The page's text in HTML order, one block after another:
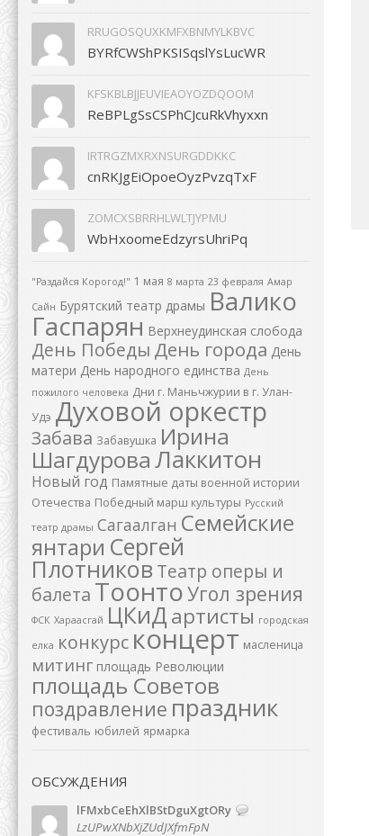
RRUGOSQUXKMFXBNMYLKBVC
BYRfCWShPKSISqslYsLucWR
KFSKBLBJJEUVIEAOYOZDQOOM
ReBPLgSsCSPhCJcuRkVhyxxn
IRTRGZMXRXNSURGDDKKC
cnRKJgEiOpoeOyzPvzqTxF
ZOMCXSBRRHLWLTJYPMU
WbHxoomeEdzyrsUhriPq
"Раздайся Корогод!" 1 мая 8 марта 23 февраля Амар
Сайн Бурятский театр драмы Валико
Гаспарян Верхнеудинская слобода
День Победы День города День
матери День народного единства День
пожилого человека Дни г. Маньчжурии в г. Улан-
Удэ Духовой оркестр
Забава Забавушка Ирина
ШагдуроваЛаккитон
Новый год Памятные даты военной истории
Отечества Победный марш культуры Русский
театр драмы Сагаалган Семейские
янтари Сергей
Плотников Театр оперы и
балета ТоонтоУгол зрения
ФСК Хараасгай ЦКиДартисты городская
елка конкурс концерт масленица
митинг площадь Революции
площадь Советов
поздравление праздник
фестиваль юбилей ярмарка
ОБСУЖДЕНИЯ
lFMxbCeEhXlBStDguXgtORy
LzUPwXNbXjZUdJXfmFpN